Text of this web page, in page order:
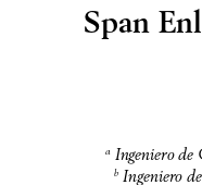
Span
a Ingeniero de
b Ingeniero